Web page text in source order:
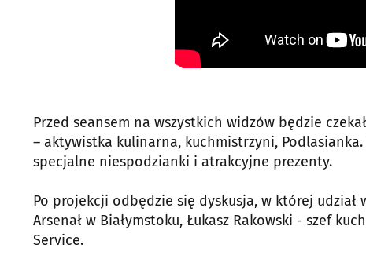
Przed seansem na wszystkich widzów będzie
– aktywistka kulinarna, kuchmistrzyni,
specjalne niespodzianki i atrakcyjne prezenty.
Po projekcji odbędzie się dyskusja, w której udział
Arsenał w Białymstoku, Łukasz Rakowski - szef
Service.